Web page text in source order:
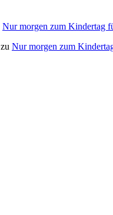
Nur morgen zum Kindertag
zu Nur morgen zum